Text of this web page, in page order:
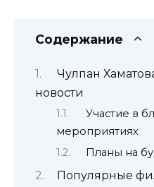
Содержание
Чулпан
новости
Участие в
мероприятиях
Планы на
Популярные